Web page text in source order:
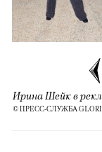
Ирина Шейк в
© ПРЕСС-СЛУЖБА